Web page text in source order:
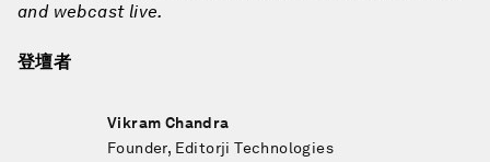
and webcast live.
登壇者
Vikram Chandra
Founder, Editorji Technologies